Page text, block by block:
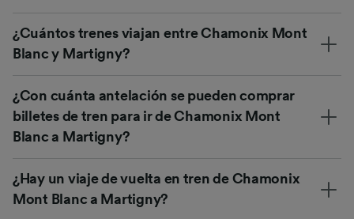
¿Cuántos trenes viajan entre Chamonix Mont
Blanc y Martigny?
¿Con cuánta antelación se pueden comprar
billetes de tren para ir de Chamonix Mont
Blanc a Martigny?
¿Hay un viaje de vuelta en tren de Chamonix
Mont Blanc a Martigny?